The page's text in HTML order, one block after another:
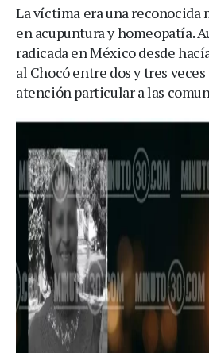
La víctima era una reconocida
en acupuntura y homeopatía.
radicada en México desde
al Chocó entre dos y tres
atención particular a las